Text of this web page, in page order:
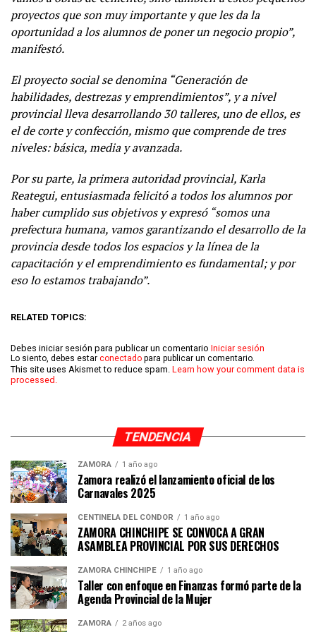
proyectos que son muy importante y que les da la
oportunidad a los alumnos de poner un negocio propio”,
manifestó.
El proyecto social se denomina “Generación de
habilidades, destrezas y emprendimientos”, y a nivel
provincial lleva desarrollando 30 talleres, uno de ellos, es
el de corte y confección, mismo que comprende de tres
niveles: básica, media y avanzada.
Por su parte, la primera autoridad provincial, Karla
Reategui, entusiasmada felicitó a todos los alumnos por
haber cumplido sus objetivos y expresó “somos una
prefectura humana, vamos garantizando el desarrollo de la
provincia desde todos los espacios y la línea de la
capacitación y el emprendimiento es fundamental; y por
eso lo estamos trabajando”.
RELATED TOPICS:
Debes iniciar sesión para publicar un comentario Iniciar sesión
Lo siento, debes estar conectado para publicar un comentario.
This site uses Akismet to reduce spam. Learn how your comment data is
processed.
TENDENCIA
ZAMORA 1 año ago
Zamora realizó el lanzamiento oficial de los
Carnavales 2025
CENTINELA DEL CÓNDOR 1 año ago
ZAMORA CHINCHIPE SE CONVOCA A GRAN
ASAMBLEA PROVINCIAL POR SUS DERECHOS
ZAMORA CHINCHIPE 1 año ago
Taller con enfoque en Finanzas formó parte de la
Agenda Provincial de la Mujer
ZAMORA 2 años ago